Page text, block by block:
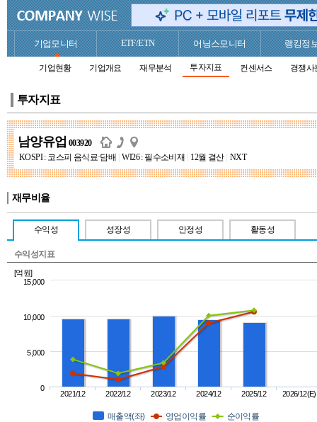
기업모니터 ETF/ETN 어닝스모니터 랭킹정
기업현황 기업개요 재무분석 투자지표 컨센서스 경쟁사
투자지표
남양유업 003920
KOSPI : 코스피 음식료·담배
WI26 : 필수소비재 12월 결산 NXT
재무비율
수익성 성장성 안정성 활동성
수익성지표
[억원]
매출액(좌) 영업이익률 순이익률
2021/12 2022/12 2023/12 2024/12 2025/12 2026/12(E)
0
5,000
10,000
15,000